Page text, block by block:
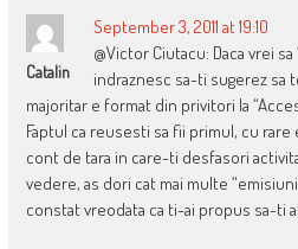
Catalin
September 3, 2011 at 19:10
@Victor Ciutacu: Daca vrei
indraznesc sa-ti sugerez sa
majoritar e format din privitori la
Faptul ca reusesti sa fii primul, cu
cont de tara in care-ti desfasori
vedere, as dori cat mai multe
constat vreodata ca ti-ai propus sa-ti